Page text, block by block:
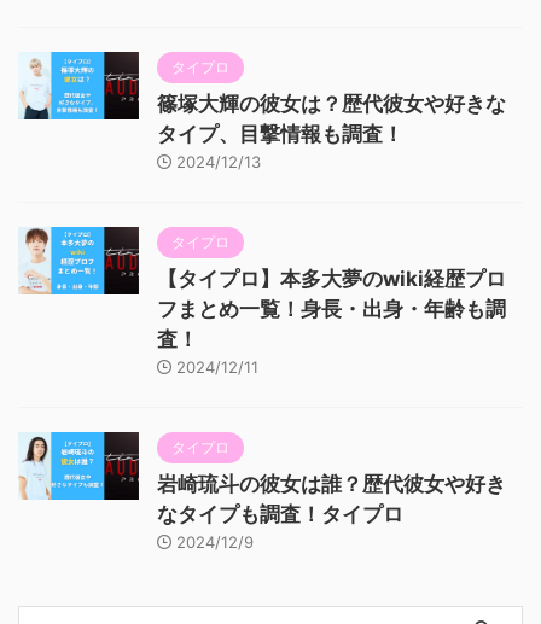
タイプロ
篠塚大輝の彼女は？歴代彼女や好きな
タイプ、目撃情報も調査！
2024/12/13
タイプロ
【タイプロ】本多大夢のwiki経歴プロ
フまとめ一覧！身長・出身・年齢も調
査！
2024/12/11
タイプロ
岩崎琉斗の彼女は誰？歴代彼女や好き
なタイプも調査！タイプロ
2024/12/9